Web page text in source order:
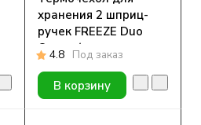
хранения 2 шприц-
ручек FREEZE Duo
Океан ( размер
105*190 мм)
4.8 Под заказ
В корзину